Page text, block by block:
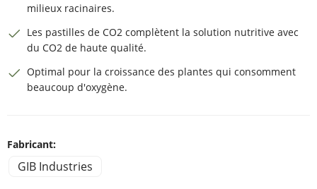
milieux racinaires.
Les pastilles de CO2 complètent la solution nutritive avec
du CO2 de haute qualité.
Optimal pour la croissance des plantes qui consomment
beaucoup d'oxygène.
Fabricant:
GIB Industries